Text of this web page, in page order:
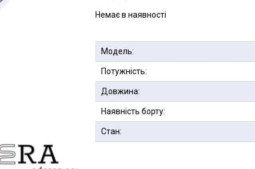
Немає в наявності
Модель:
Потужність:
Довжина:
Наявність борту:
Стан: